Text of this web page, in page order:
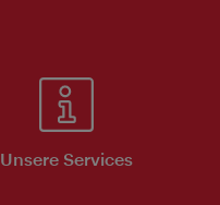
Unsere Services